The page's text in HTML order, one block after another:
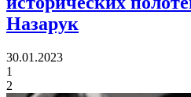
Назарук
30.01.2023
1
2